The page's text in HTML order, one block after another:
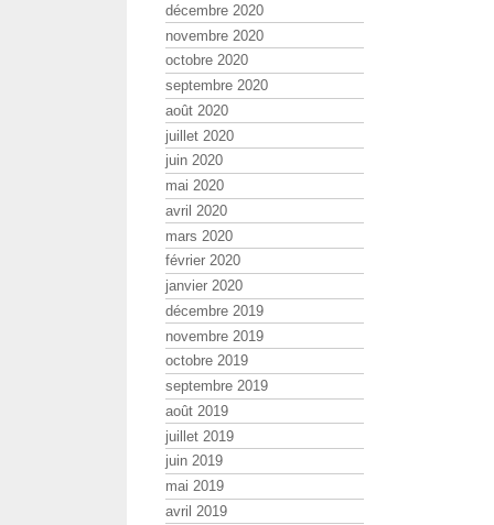
décembre 2020
novembre 2020
octobre 2020
septembre 2020
août 2020
juillet 2020
juin 2020
mai 2020
avril 2020
mars 2020
février 2020
janvier 2020
décembre 2019
novembre 2019
octobre 2019
septembre 2019
août 2019
juillet 2019
juin 2019
mai 2019
avril 2019